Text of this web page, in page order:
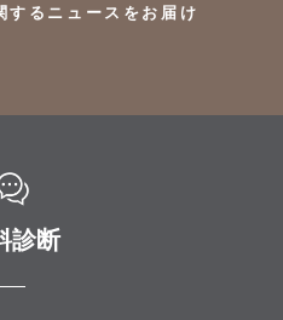
するニュースをお届け
診断